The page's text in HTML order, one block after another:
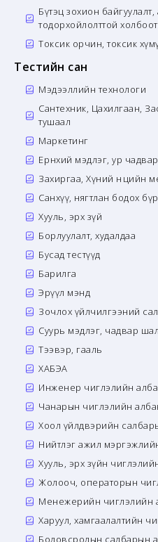
Бүтэц зохион
тодорхойлолттой
Токсик орчин, токсик
Тестийн сан
Мэдээллийн технологи
Сантехник, Цахилгаан,
тушаал
Маркетинг
Ерөнхий мэдлэг, ур чадвар
Захиргаа, Хүний нөөцийн
Санхүү, нягтлан бодох
Хууль, эрх зүй
Борлуулалт, худалдаа
Бусад тестүүд
Барилга
Эрүүл мэнд
Зочлох үйлчилгээний
Суурь мэдлэг, чадвар
Тээвэр, гааль
ХАБЭА
Инженер чиглэлийн
Чанарын чиглэлийн
Хоол үйлдвэрийн
Нийтлэг ажил
Хууль, эрх зүйн
Жолооч, операторын
Менежерийн чиглэлийн
Харуул, хамгаалалтийн
Боловсролын салбарын